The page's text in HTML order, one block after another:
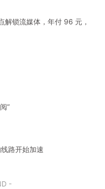
解锁流媒体，年付 96 元，
”
路开始加速
-